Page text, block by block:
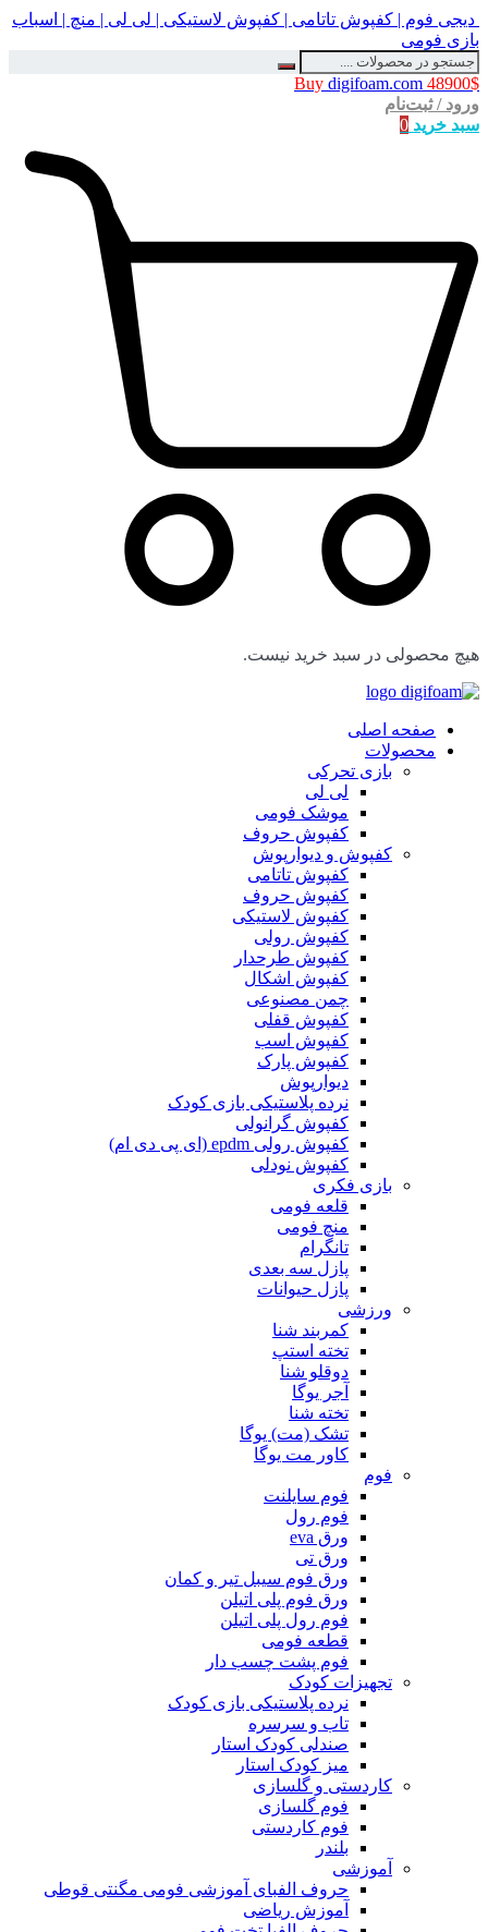
دیجی فوم | کفپوش تاتامی | کفپوش لاستیکی | لی لی | منچ | اسباب
بازی فومی
Buy digifoam.com 48900$
ورود / ثبت‌نام
سبد خرید 0
هیچ محصولی در سبد خرید نیست.
صفحه اصلی
محصولات
بازی تحرکی
لی لی
موشک فومی
کفپوش حروف
کفپوش و دیوارپوش
کفپوش تاتامی
کفپوش حروف
کفپوش لاستیکی
کفپوش رولی
کفپوش طرحدار
کفپوش اشکال
چمن مصنوعی
کفپوش قفلی
کفپوش اسب
کفپوش پارک
دیوارپوش
نرده پلاستیکی بازی کودک
کفپوش گرانولی
کفپوش رولی epdm (ای پی دی ام)
کفپوش نودلی
بازی فکری
قلعه فومی
منچ فومی
تانگرام
پازل سه بعدی
پازل حیوانات
ورزشی
کمربند شنا
تخته استپ
دوقلو شنا
آجر یوگا
تخته شنا
تشک (مت) یوگا
کاور مت یوگا
فوم
فوم سایلنت
فوم رول
ورق eva
ورق تی
ورق فوم سیبل تیر و کمان
ورق فوم پلی اتیلن
فوم رول پلی اتیلن
قطعه فومی
فوم پشت چسب دار
تجهیزات کودک
نرده پلاستیکی بازی کودک
تاب و سرسره
صندلی کودک استار
میز کودک استار
کاردستی و گلسازی
فوم گلسازی
فوم کاردستی
بلندر
آموزشی
حروف الفبای آموزشی فومی مگنتی قوطی
آموزش ریاضی